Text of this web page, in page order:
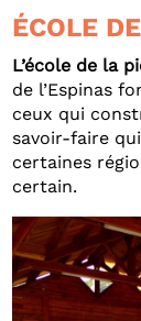
ÉCOLE
L’école de la
de l’Espinas
ceux qui
savoir-faire
certaines
certain.